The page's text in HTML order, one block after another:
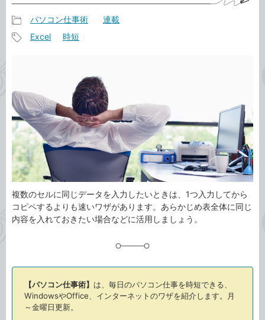
事
リ
パソコン仕事術 連載
グ
Excel 時短
複数のセルに同じデータを入力したいときは、1つ入力してから
コピペするよりも速いワザがあります。あらかじめ表全体に同じ
内容を入れておきたい場合などに活用しましょう。
【パソコン仕事術】 は、毎日のパソコン仕事を時短できる、
WindowsやOffice、インターネットのワザを紹介します。月
～金曜日更新。